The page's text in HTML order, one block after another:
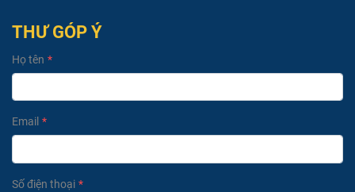
THƯ GÓP Ý
Họ tên
Email
Số điện thoại